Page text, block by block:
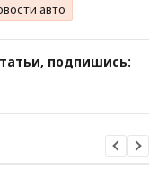
авто
подпишись: